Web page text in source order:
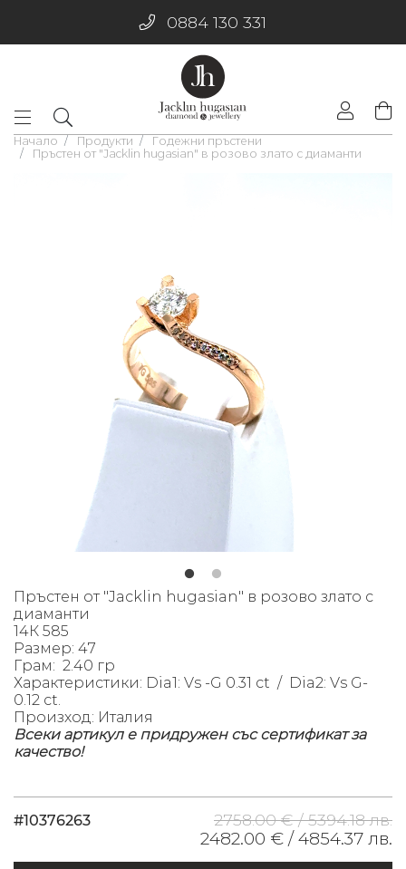
0884 130 331
Начало Продукти
Годежни пръстени
Пръстен от "Jacklin hugasian" в розово злато с диаманти
Пръстен от "Jacklin hugasian" в розово злато с
диаманти
14К 585
Размер: 47
Грам: 2.40 гр
Характеристики: Dia1: Vs -G 0.31 ct / Dia2: Vs G-
0.12 ct.
Произход: Италия
Всеки артикул е придружен със сертификат за
качество!
#10376263 2758.00 € /5394.18 лв.
2482.00 € /4854.37 лв.